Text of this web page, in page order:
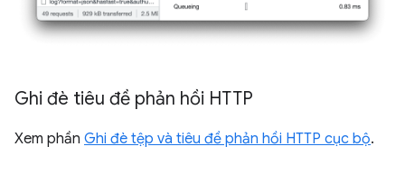
Ghi đè tiêu đề phản hồi HTTP
Xem phần Ghi đè tệp và tiêu đề phản hồi HTTP cục bộ.